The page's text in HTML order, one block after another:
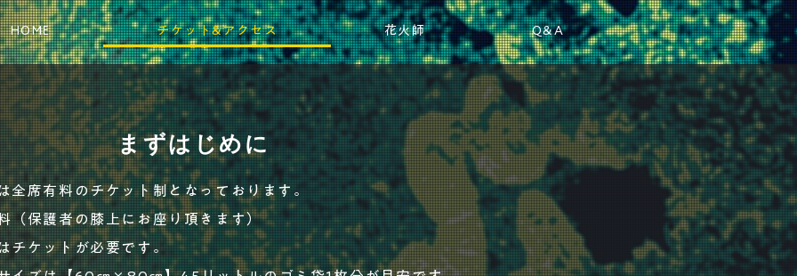
HOME チケット&アクセス 花火師 Q&A
まずはじめに
全席有料のチケット制となっております。
（保護者の膝上にお座り頂きます）
チケットが必要です。